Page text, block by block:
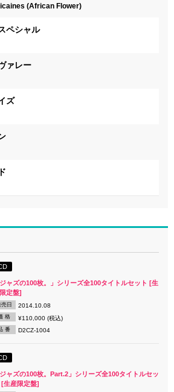
(African Flower)
ペシャル
ァレー
ズ
ジャズの100枚。」シリーズ全100タイトルセット [生
定盤]
売日 2014.10.08
格 ¥110,000 (税込)
番 D2CZ-1004
ジャズの100枚。Part.2」シリーズ全100タイトルセッ
[生産限定盤]